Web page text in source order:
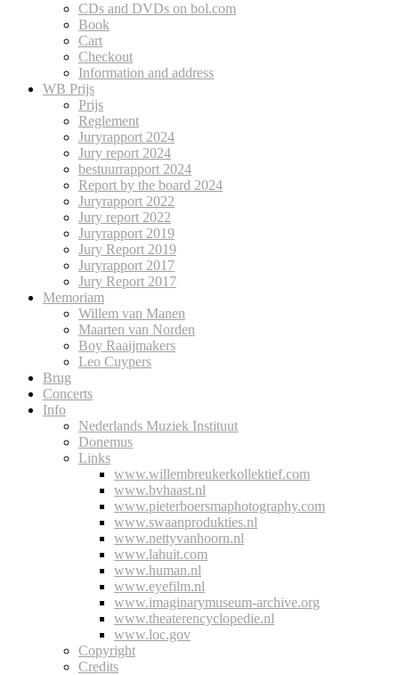
CDs and DVDs on bol.com
Book
Cart
Checkout
Information and address
WB Prijs
Prijs
Reglement
Juryrapport 2024
Jury report 2024
bestuurrapport 2024
Report by the board 2024
Juryrapport 2022
Jury report 2022
Juryrapport 2019
Jury Report 2019
Juryrapport 2017
Jury Report 2017
Memoriam
Willem van Manen
Maarten van Norden
Boy Raaijmakers
Leo Cuypers
Brug
Concerts
Info
Nederlands Muziek Instituut
Donemus
Links
www.willembreukerkollektief.com
www.bvhaast.nl
www.pieterboersmaphotography.com
www.swaanprodukties.nl
www.nettyvanhoorn.nl
www.lahuit.com
www.human.nl
www.eyefilm.nl
www.imaginarymuseum-archive.org
www.theaterencyclopedie.nl
www.loc.gov
Copyright
Credits